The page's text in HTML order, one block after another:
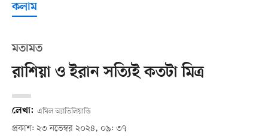
কলাম
মতামত
রাশিয়া ও ইরান সত্যিই কতটা মিত্র
লেখা: এমিল অ্যাভিলিয়ান্ডি
প্রকাশ: ২৩ নভেম্বর ২০২৪, ০৯: ৩৭